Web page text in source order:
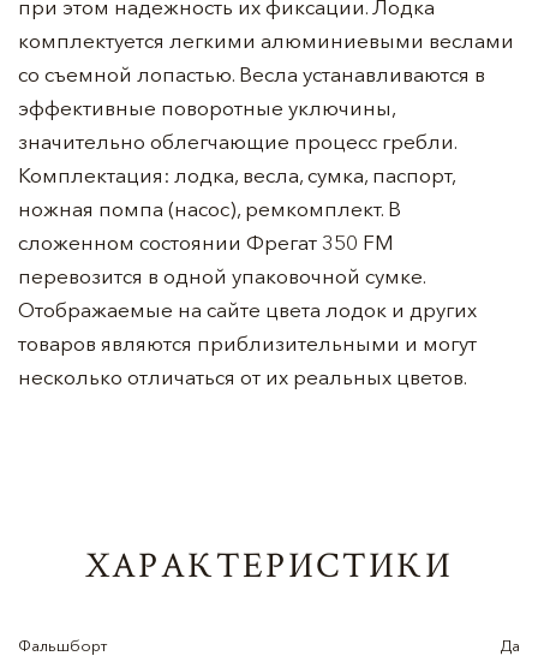
при этом надежность их фиксации. Лодка
комплектуется легкими алюминиевыми веслами
со съемной лопастью. Весла устанавливаются в
эффективные поворотные уключины,
значительно облегчающие процесс гребли.
Комплектация: лодка, весла, сумка, паспорт,
ножная помпа (насос), ремкомплект. В
сложенном состоянии Фрегат 350 FM
перевозится в одной упаковочной сумке.
Отображаемые на сайте цвета лодок и других
товаров являются приблизительными и могут
несколько отличаться от их реальных цветов.
ХАРАКТЕРИСТИКИ
Фальшборт Да